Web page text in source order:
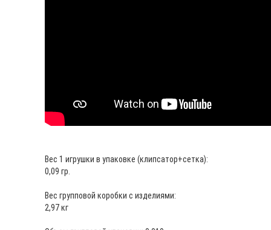
Вес 1 игрушки в упаковке (клипсатор+сетка):
0,09 гр.
Вес групповой коробки с изделиями:
2,97 кг